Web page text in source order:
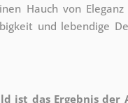
Hauch von
und lebendige
ist das Ergebnis der